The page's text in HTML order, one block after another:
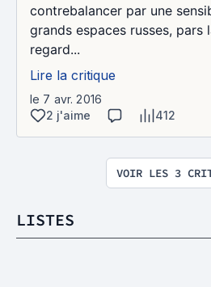
contrebalancer par une
grands espaces russes, pars
regard...
Lire la critique
le 7 avr. 2016
2 j'aime
412
VOIR LES 3
LISTES